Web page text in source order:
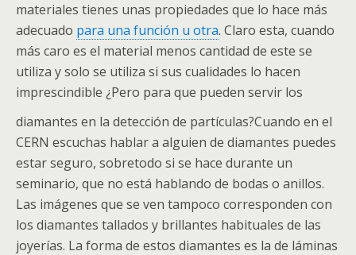
materiales tienes unas propiedades que lo hace más
adecuado para una función u otra. Claro esta, cuando
más caro es el material menos cantidad de este se
utiliza y solo se utiliza si sus cualidades lo hacen
imprescindible ¿Pero para que pueden servir los
diamantes en la detección de partículas?Cuando en el
CERN escuchas hablar a alguien de diamantes puedes
estar seguro, sobretodo si se hace durante un
seminario, que no está hablando de bodas o anillos.
Las imágenes que se ven tampoco corresponden con
los diamantes tallados y brillantes habituales de las
joyerías. La forma de estos diamantes es la de láminas